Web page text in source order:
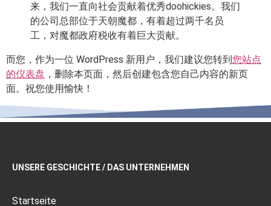
来，我们一直向社会贡献着优秀doohickies。我们
的公司总部位于天朝魔都，有着超过两千名员
工，对魔都政府税收有着巨大贡献。
而您，作为一位 WordPress 新用户，我们建议您转到 您站点
的仪表盘 ，删除本页面，然后创建包含您自己内容的新页
面。祝您使用愉快！
UNSERE GESCHICHTE / DAS UNTERNEHMEN
Startseite